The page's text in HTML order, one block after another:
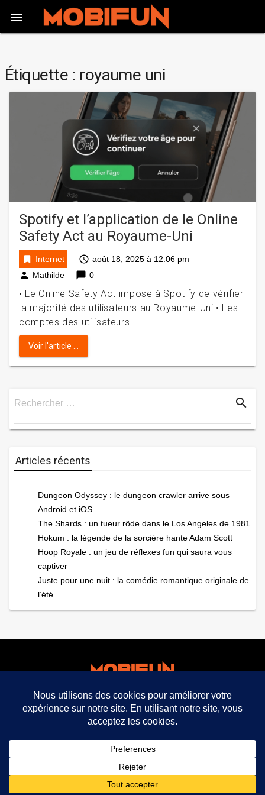

Étiquette : royaume uni
Spotify et l’application de le Online
Safety Act au Royaume-Uni
bookmark Internet access_time août 18, 2025 à 12:06 pm
person Mathilde chat_bubble 0
• Le Online Safety Act impose à Spotify de vérifier
la majorité des utilisateurs au Royaume-Uni.• Les
comptes des utilisateurs …
Voir l'article ...
Rechercher … search
Articles récents
Dungeon Odyssey : le dungeon crawler arrive sous
Android et iOS
The Shards : un tueur rôde dans le Los Angeles de 1981
Hokum : la légende de la sorcière hante Adam Scott
Hoop Royale : un jeu de réflexes fun qui saura vous
captiver
Juste pour une nuit : la comédie romantique originale de
l’été
facebook twitter
mobifun ©
Mentions légales CGU CGV Politique de
confidentialité
2021